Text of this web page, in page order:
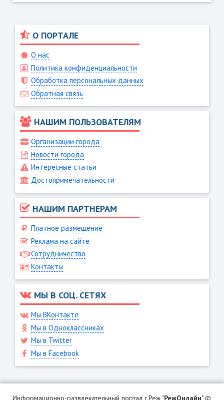
О ПОРТАЛЕ
О нас
Политика конфиденциальности
Обработка персональных данных
Обратная связь
НАШИМ ПОЛЬЗОВАТЕЛЯМ
Организации города
Новости города
Интересные статьи
Достопримечательности
НАШИМ ПАРТНЕРАМ
Платное размещение
Реклама на сайте
Сотрудничество
Контакты
МЫ В СОЦ. СЕТЯХ
Мы ВКонтакте
Мы в Одноклассниках
Мы в Twitter
Мы в Facebook
Информационно-развлекательный портал г.Реж "РежОнлайн" ©